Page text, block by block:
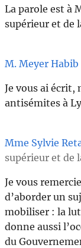
La parole est à
supérieur et de
M. Meyer Habib
Je vous ai écrit,
antisémites à
Mme Sylvie
supérieur et de
Je vous
d’aborder un
mobiliser : la
donne aussi
du